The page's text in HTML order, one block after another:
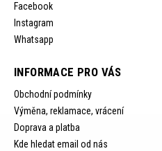
Facebook
Instagram
Whatsapp
INFORMACE PRO VÁS
Obchodní podmínky
Výměna, reklamace, vrácení
Doprava a platba
Kde hledat email od nás